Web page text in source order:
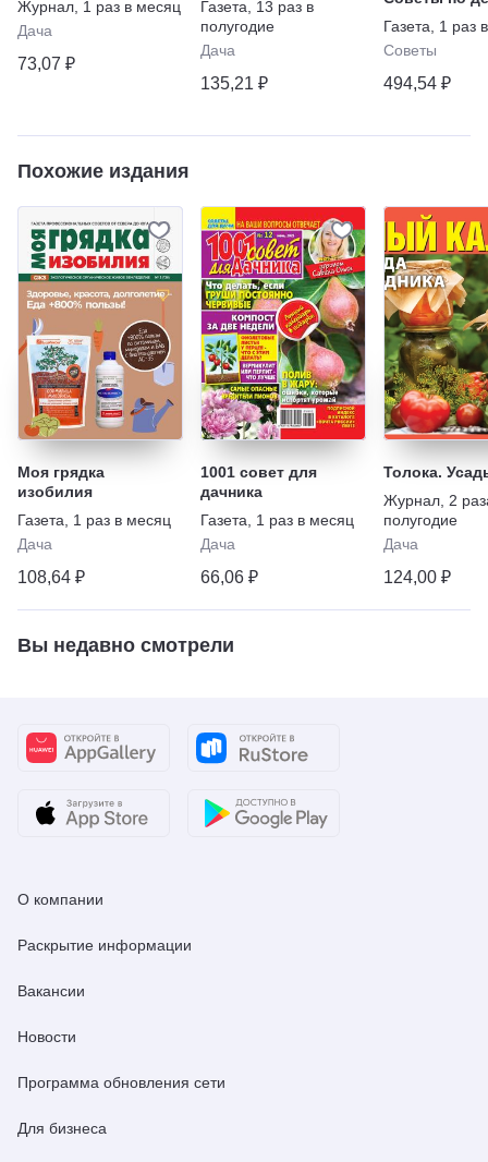
Журнал 1 раз в месяц
Дача
73,07 ₽
Газета
13 раз в
полугодие
Дача
135,21 ₽
Хозяйство
Газета
1 раз
Советы
494,54 ₽
Похожие издания
Моя грядка
изобилия
Газета
1 раз в месяц
Дача
108,64 ₽
1001 совет для
дачника
Газета
1 раз в месяц
Дача
66,06 ₽
Толока.
Журнал 2
полугодие
Дача
124,00 ₽
Вы недавно смотрели
О компании
Раскрытие информации
Вакансии
Новости
Программа обновления сети
Для бизнеса